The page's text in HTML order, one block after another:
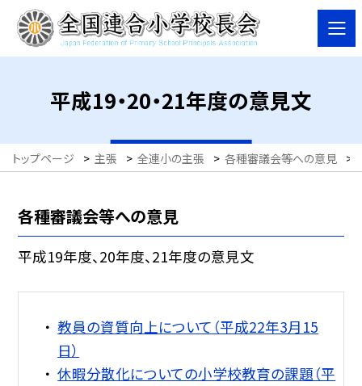
平成19・20・21年度の意見文
トップページ > 主張 > 全連小の主張 > 各種審議会等への意見 >
各種審議会等への意見
平成19年度、20年度、21年度の意見文
教員の資質向上について（平成22年3月15
日）
休暇分散化についての小学校教育の課題（平